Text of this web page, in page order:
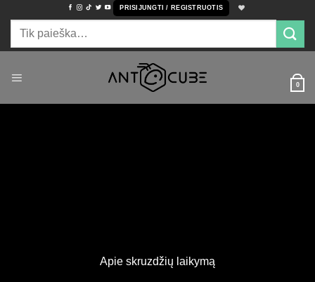
content
PRISIJUNGTI / REGISTRUOTIS
Ieškoti:
0
Apie skruzdžių laikymą